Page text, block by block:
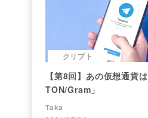
クリプト
【第8回】あの仮想通貨
TON/Gram」
Taka